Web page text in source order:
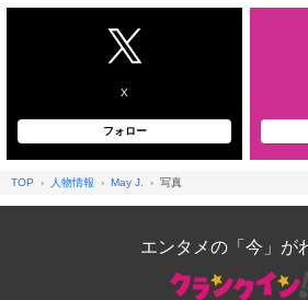
X
フォロー
TOP 人物情報 May J. 写真
エンタメの「今」が